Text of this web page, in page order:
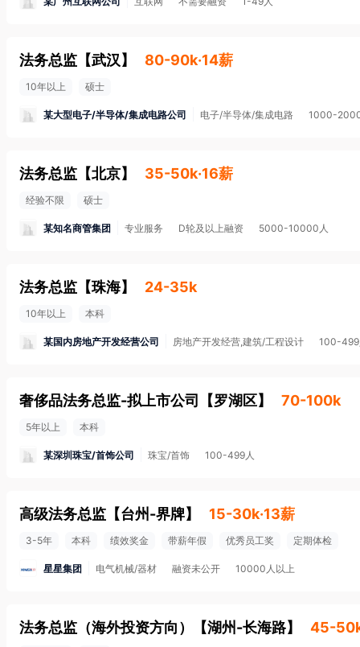
法务总监 【武汉 】 80-90k·14薪
10年以上 硕士
某大型电子/半导体/集成电路公司 电子/半导体/集成电路 1000-
法务总监 【北京】 35-50k·16薪
经验不限 硕士
某知名商管集团 专业服务 D轮及以上融资 5000-10000人
法务总监 【珠海】 24-35k
10年以上 本科
某国内房地产开发经营公司 房地产开发经营,建筑/工程设计 100-
奢侈品法务总监-拟上市公司 【罗湖区】 70-100k
5年以上 本科
某深圳珠宝/首饰公司 珠宝/首饰 100-499人
高级法务总监 【台州-界牌】 15-30k·13薪
3-5年 本科 绩效奖金 带薪年假 优秀员工奖 定期体检
星星集团 电气机械/器材 融资未公开 10000人以上
法务总监（海外投资方向） 【湖州-长海路】 45-